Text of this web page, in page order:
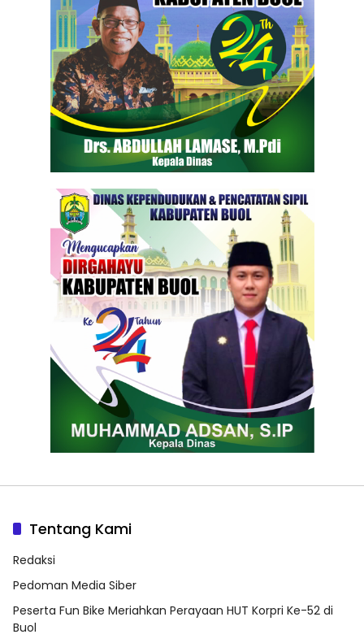
Tentang Kami
Redaksi
Pedoman Media Siber
Peserta Fun Bike Meriahkan Perayaan HUT Korpri Ke-52 di
Buol